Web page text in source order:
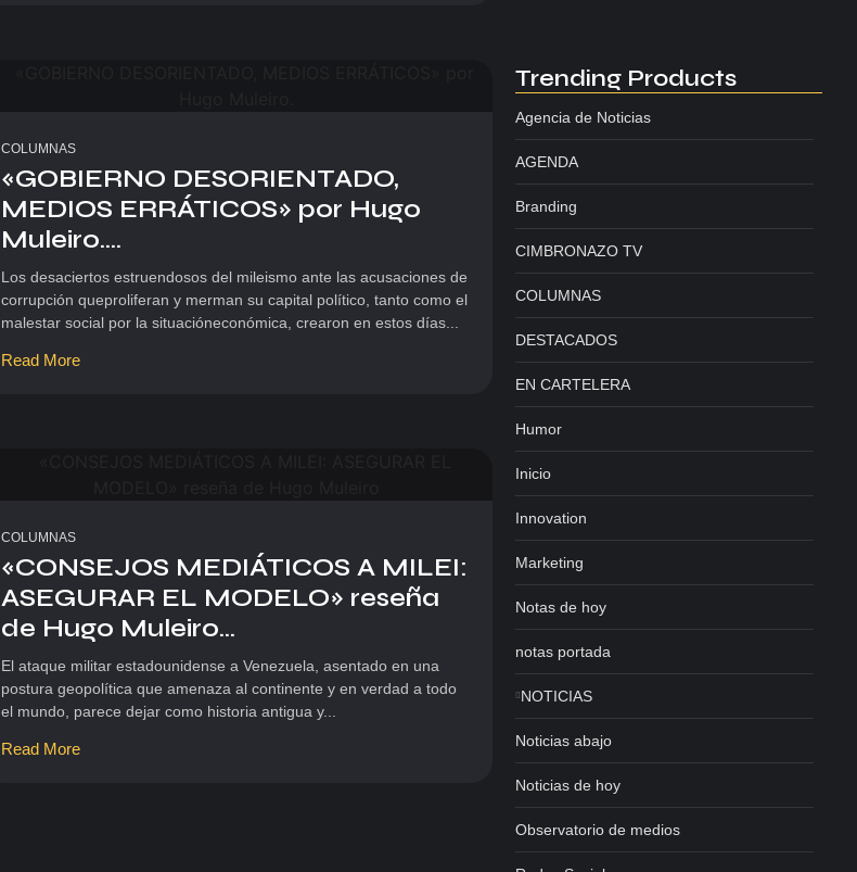
COLUMNAS
«GOBIERNO DESORIENTADO,
MEDIOS ERRÁTICOS» por Hugo
Muleiro....
Los desaciertos estruendosos del mileismo ante las acusaciones de
corrupción queproliferan y merman su capital político, tanto como el
malestar social por la situacióneconómica, crearon en estos días...
Read More
COLUMNAS
«CONSEJOS MEDIÁTICOS A MILEI:
ASEGURAR EL MODELO» reseña
de Hugo Muleiro...
El ataque militar estadounidense a Venezuela, asentado en una
postura geopolítica que amenaza al continente y en verdad a todo
el mundo, parece dejar como historia antigua y...
Read More
Trending Products
Agencia de Noticias
AGENDA
Branding
CIMBRONAZO TV
COLUMNAS
DESTACADOS
EN CARTELERA
Humor
Inicio
Innovation
Marketing
Notas de hoy
notas portada
NOTICIAS
Noticias abajo
Noticias de hoy
Observatorio de medios